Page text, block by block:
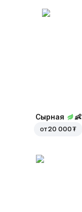
Сырная 👶
от20 000 ₮